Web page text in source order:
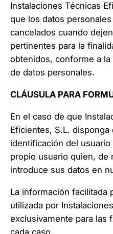
Instalaciones Técnicas
que los datos
cancelados cuando
pertinentes para la
obtenidos, conforme a
de datos personales.
CLÁUSULA PARA
En el caso de que
Eficientes, S.L.
identificación del
propio usuario quien, de
introduce sus datos en
La información facilitada
utilizada por
exclusivamente para las
cada caso.